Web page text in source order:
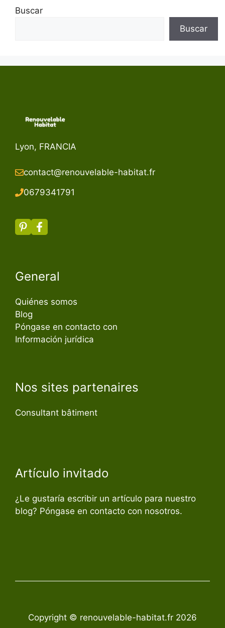
Buscar
Buscar
Lyon, FRANCIA
contact@renouvelable-habitat.fr
0679341791
General
Quiénes somos
Blog
Póngase en contacto con
Información jurídica
Nos sites partenaires
Consultant bâtiment
Artículo invitado
¿Le gustaría escribir un artículo para nuestro
blog? Póngase en contacto con nosotros.
Copyright © renouvelable-habitat.fr 2026